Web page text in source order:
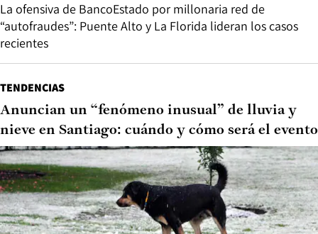
La ofensiva de BancoEstado por millonaria red de
“autofraudes”: Puente Alto y La Florida lideran los casos
recientes
TENDENCIAS
Anuncian un “fenómeno inusual” de lluvia y
nieve en Santiago: cuándo y cómo será el evento